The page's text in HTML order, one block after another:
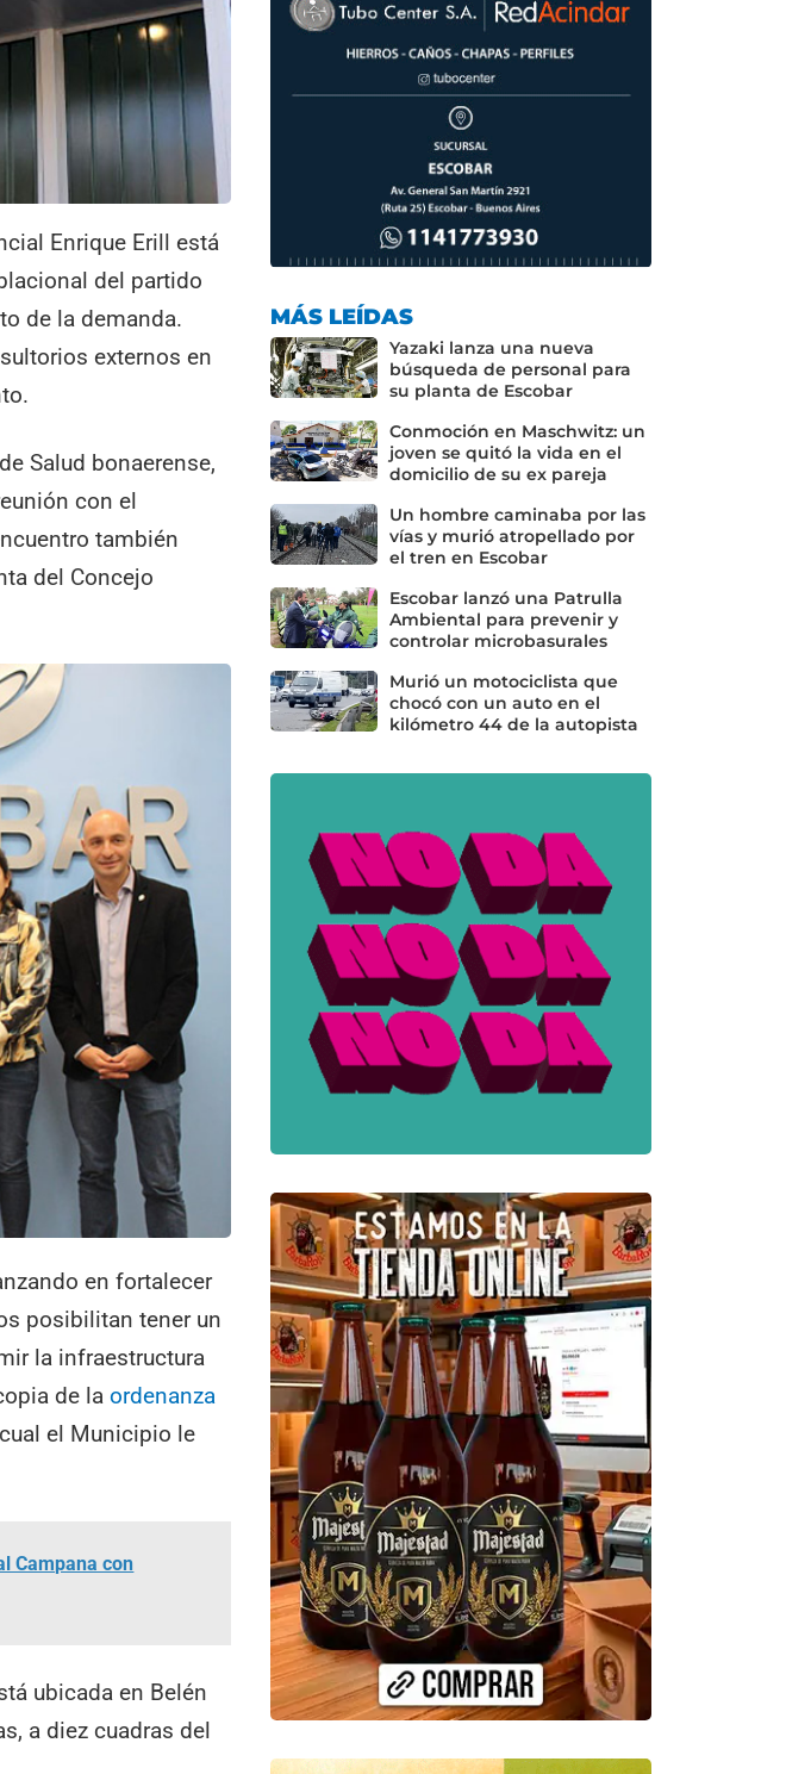
Enrique Erill está
del partido
de la demanda.
externos en
Salud bonaerense,
con el
también
del Concejo
en fortalecer
posibilitan tener un
la infraestructura
de laordenanza
el Municipio le
Campana con
ubicada en Belén
a diez cuadras del
MÁS LEÍDAS
Yazaki lanza una nueva
búsqueda de personal para
su planta de Escobar
Conmoción en Maschwitz: un
joven se quitó la vida en el
domicilio de su ex pareja
Un hombre caminaba por las
vías y murió atropellado por
el tren en Escobar
Escobar lanzó una Patrulla
Ambiental para prevenir y
controlar microbasurales
Murió un motociclista que
chocó con un auto en el
kilómetro 44 de la autopista